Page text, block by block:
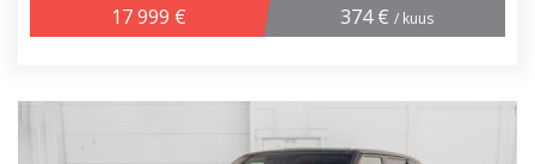
17 999 € 374 € / kuus